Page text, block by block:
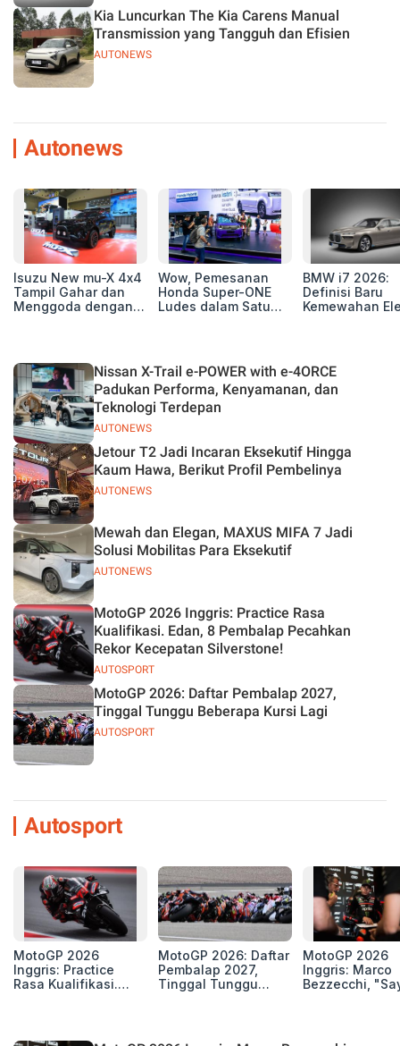
AUTONEWS
Kia Luncurkan The Kia Carens Manual
Transmission yang Tangguh dan Efisien
Autonews
Isuzu New mu-X 4x4
Tampil Gahar dan
Menggoda dengan
Wow, Pemesanan
Honda Super-ONE
Ludes dalam Satu
BMW i7 2026:
Definisi Baru
Kemewahan
AUTONEWS
Nissan X-Trail e-POWER with e-4ORCE
Padukan Performa, Kenyamanan, dan
Teknologi Terdepan
AUTONEWS
Jetour T2 Jadi Incaran Eksekutif Hingga
Kaum Hawa, Berikut Profil Pembelinya
AUTONEWS
Mewah dan Elegan, MAXUS MIFA 7 Jadi
Solusi Mobilitas Para Eksekutif
AUTOSPORT
MotoGP 2026 Inggris: Practice Rasa
Kualifikasi. Edan, 8 Pembalap Pecahkan
Rekor Kecepatan Silverstone!
AUTOSPORT
MotoGP 2026: Daftar Pembalap 2027,
Tinggal Tunggu Beberapa Kursi Lagi
Autosport
MotoGP 2026
Inggris: Practice
Rasa Kualifikasi.
Silverstone!
MotoGP 2026: Daftar
Pembalap 2027,
Tinggal Tunggu
MotoGP 2026
Inggris: Marco
Bezzecchi,